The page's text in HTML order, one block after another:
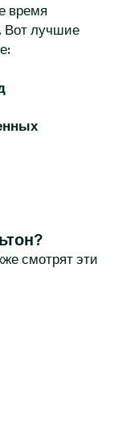
время
Вот лучшие
смотрят эти